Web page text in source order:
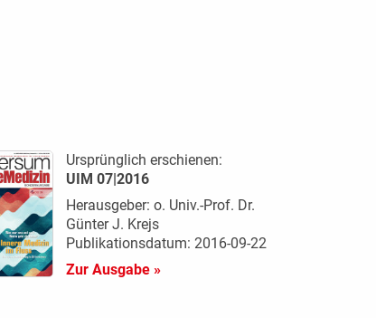
Ursprünglich erschienen:
UIM 07|2016
Herausgeber: o. Univ.-Prof. Dr.
Günter J. Krejs
Publikationsdatum: 2016-09-22
Zur Ausgabe »